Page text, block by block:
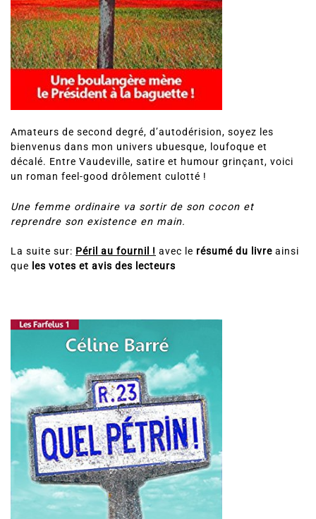
Amateurs de second degré, d’autodérision, soyez les
bienvenus dans mon univers ubuesque, loufoque et
décalé. Entre Vaudeville, satire et humour grinçant, voici
un roman feel-good drôlement culotté !
Une femme ordinaire va sortir de son cocon et
reprendre son existence en main.
La suite sur: Péril au fournil ! avec le résumé du livre ainsi
que les votes et avis des lecteurs